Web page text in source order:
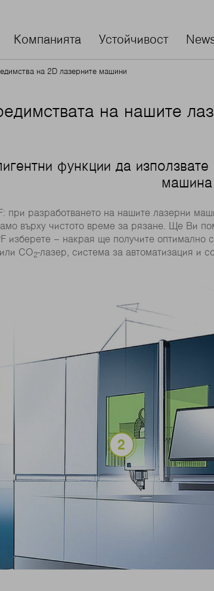
Компанията Устойчивост
на 2D лазерните машини
на нашите
функции да
машина
при разработването на нашите лазерни
върху чистото време за рязане. Ще Ви
изберете – накрая ще получите оптимално
или CO2-лазер, система за автоматизация и